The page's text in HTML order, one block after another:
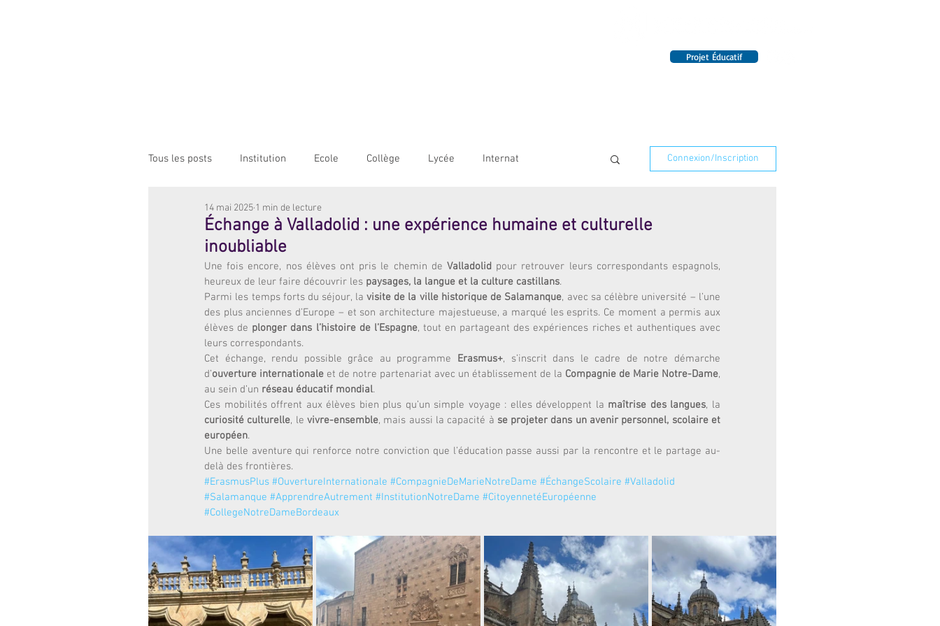
Projet Éducatif
Tous les posts Institution Ecole Collège Lycée Internat Connexion/Inscription
Échange à Valladolid : une expérience humaine et culturelle
inoubliable
14 mai 2025 1 min de lecture
Une fois encore, nos élèves ont pris le chemin de Valladolid pour retrouver leurs correspondants espagnols,
heureux de leur faire découvrir les paysages, la langue et la culture castillans.
Parmi les temps forts du séjour, la visite de la ville historique de Salamanque, avec sa célèbre université – l’une
des plus anciennes d’Europe – et son architecture majestueuse, a marqué les esprits. Ce moment a permis aux
élèves de plonger dans l’histoire de l’Espagne, tout en partageant des expériences riches et authentiques avec
leurs correspondants.
Cet échange, rendu possible grâce au programme Erasmus+, s’inscrit dans le cadre de notre démarche
d’ouverture internationale et de notre partenariat avec un établissement de la Compagnie de Marie Notre-Dame,
au sein d’un réseau éducatif mondial.
Ces mobilités offrent aux élèves bien plus qu’un simple voyage : elles développent la maîtrise des langues
curiosité culturelle, le vivre-ensemble, mais aussi la capacité à se projeter dans un avenir personnel, scolaire et
européen.
Une belle aventure qui renforce notre conviction que l’éducation passe aussi par la rencontre et le partage au-
delà des frontières.
#ErasmusPlus #OuvertureInternationale #CompagnieDeMarieNotreDame #ÉchangeScolaire #Valladolid
#Salamanque #ApprendreAutrement #InstitutionNotreDame #CitoyennetéEuropéenne
#CollegeNotreDameBordeaux